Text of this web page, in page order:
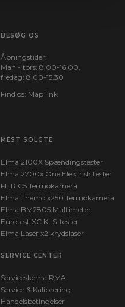
BESØG OS
Åbningstider:
Man - tors: 8.00-16.00,
fredag: 8.00-15.30
Find os: Map link
MEST SOLGTE
Elma 2100X Spændingstester
Elma 2700x One Elektrisk tester
FLIR C5 Termokamera
Elma Themo x250 Termokamera
Elma BM2805 Multimeter
Eurotest XC KLS-tester
Elma Laser x2 krydslaser
SERVICE CENTER
Serviceskema RMA
Service & Kalibrering
Handelsbetingelser